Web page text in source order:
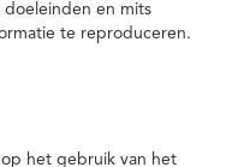
doeleinden en mits
te reproduceren.
het gebruik van het